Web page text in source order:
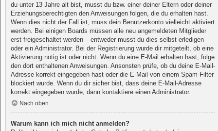
du unter 13 Jahre alt bist, musst du bzw. einer deiner Eltern oder deiner
Erziehungsberechtigten den Anweisungen folgen, die du erhalten hast.
Wenn dies nicht der Fall ist, muss dein Benutzerkonto vielleicht aktiviert
werden. Bei einigen Boards müssen alle neu angemeldeten Mitglieder
erst freigeschaltet werden – entweder musst du dies selbst erledigen
oder ein Administrator. Bei der Registrierung wurde dir mitgeteilt, ob eine
Aktivierung nötig ist oder nicht. Wenn du eine E-Mail erhalten hast, folge
den dort enthaltenen Anweisungen. Ansonsten prüfe, ob du deine E-Mail-
Adresse korrekt eingegeben hast oder die E-Mail von einem Spam-Filter
blockiert wurde. Wenn du dir sicher bist, dass deine E-Mail-Adresse
korrekt eingegeben wurde, dann kontaktiere einen Administrator.
Nach oben
Warum kann ich mich nicht anmelden?